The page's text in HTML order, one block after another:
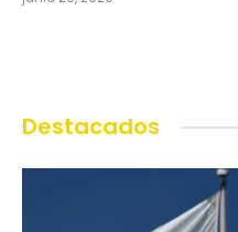
Destacados